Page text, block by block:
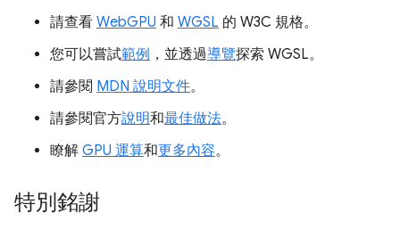
請查看 WebGPU 和 WGSL 的 W3C 規格。
您可以嘗試範例 ，並透過導覽探索 WGSL。
請參閱 MDN 說明文件。
請參閱官方說明和最佳做法。
瞭解 GPU 運算和更多內容。
特別銘謝